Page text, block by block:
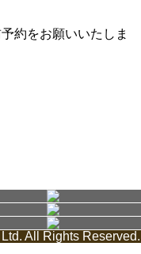
約をお願いいたしま
All Rights Reserved.